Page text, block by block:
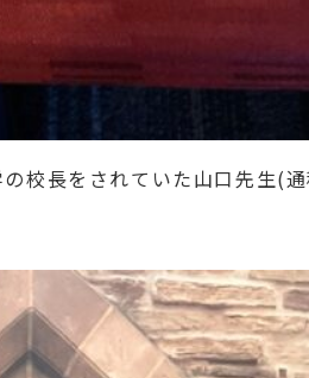
校長をされていた山口先生(